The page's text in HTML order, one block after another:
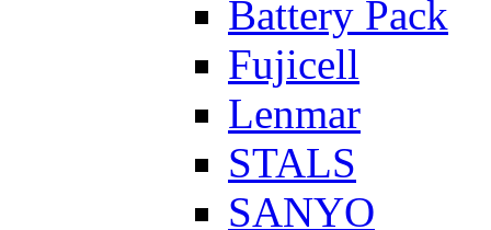
Battery Pack
Fujicell
Lenmar
STALS
SANYO